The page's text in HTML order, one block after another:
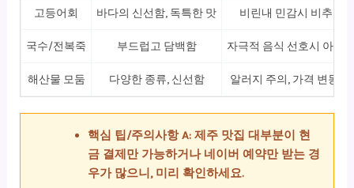
고등어회 바다의 신선함, 독특한 맛 비린내 민감시 비추천
국수/전복죽 부드럽고 담백함 자극적 음식 선호시 아쉬
해산물 모둠 다양한 종류, 신선함 알러지 주의, 가격 변동 큼
핵심 팁/주의사항 A: 제주 맛집 대부분이 현
금 결제만 가능하거나 네이버 예약만 받는 경
우가 많으니, 미리 확인하세요.